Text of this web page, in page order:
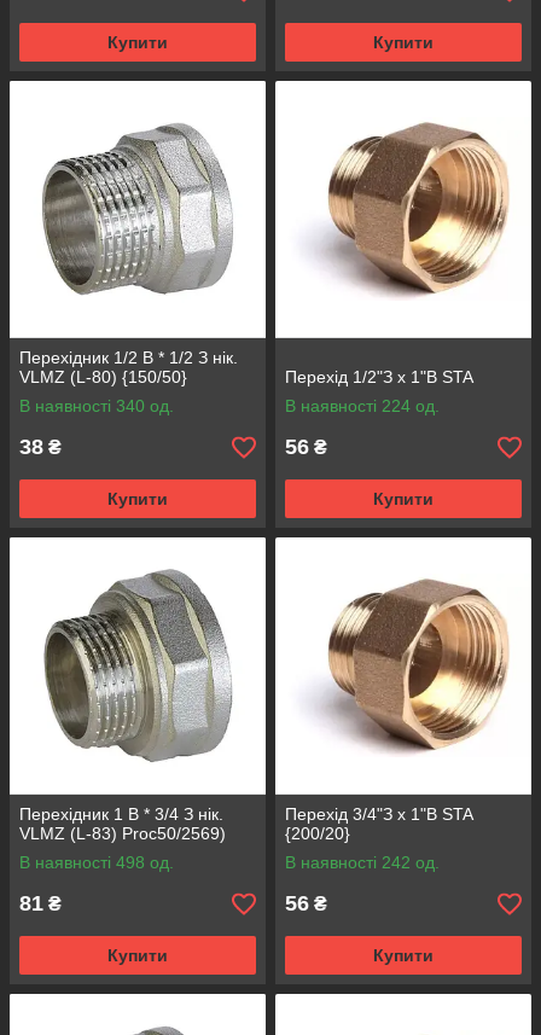
Купити Купити
Перехідник 1/2 В * 1/2 З нік.
VLMZ (L-80) {150/50}
В наявності 340 од.
38 ₴
Купити
Перехід 1/2"З x 1"В STA
В наявності 224 од.
56 ₴
Купити
Перехідник 1 В * 3/4 З нік.
VLMZ (L-83) Proc50/2569)
В наявності 498 од.
81 ₴
Купити
Перехід 3/4"З x 1"В STA
{200/20}
В наявності 242 од.
56 ₴
Купити